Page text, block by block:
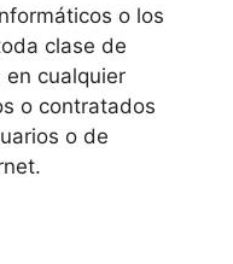
o los
clase de
cualquier
o contratados
o de